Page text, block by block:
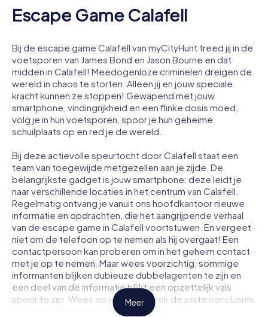
Escape Game Calafell
Bij de escape game Calafell van myCityHunt treed jij in de
voetsporen van James Bond en Jason Bourne en dat
midden in Calafell! Meedogenloze criminelen dreigen de
wereld in chaos te storten. Alleen jij en jouw speciale
kracht kunnen ze stoppen! Gewapend met jouw
smartphone, vindingrijkheid en een flinke dosis moed,
volg je in hun voetsporen, spoor je hun geheime
schuilplaats op en red je de wereld.
Bij deze actievolle speurtocht door Calafell staat een
team van toegewijde metgezellen aan je zijde. De
belangrijkste gadget is jouw smartphone: deze leidt je
naar verschillende locaties in het centrum van Calafell.
Regelmatig ontvang je vanuit ons hoofdkantoor nieuwe
informatie en opdrachten, die het aangrijpende verhaal
van de escape game in Calafell voortstuwen. En vergeet
niet om de telefoon op te nemen als hij overgaat! Een
contactpersoon kan proberen om in het geheim contact
met je op te nemen. Maar wees voorzichtig: sommige
informanten blijken dubieuze dubbelagenten te zijn en
een deel van de informatie blijkt een opzettelijk vals
spoor te zijn. Wees op je hoede, trek de juiste conclusies
en vooral: vertrouw niemand!
Meer